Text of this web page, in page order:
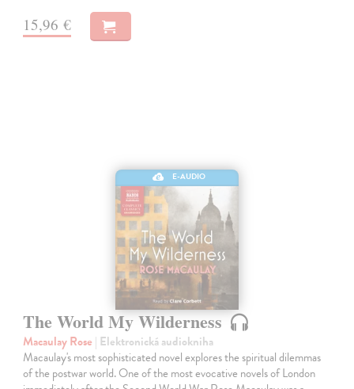
15,96 €
E-AUDIO
The World My Wilderness
Macaulay Rose | Elektronická audiokniha
Macaulay's most sophisticated novel explores the spiritual dilemmas
of the postwar world. One of the most evocative novels of London